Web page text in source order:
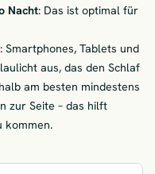
Nacht: Das ist optimal für
: Smartphones, Tablets und
aus, das den Schlaf
am besten mindestens
zur Seite – das hilft
kommen.